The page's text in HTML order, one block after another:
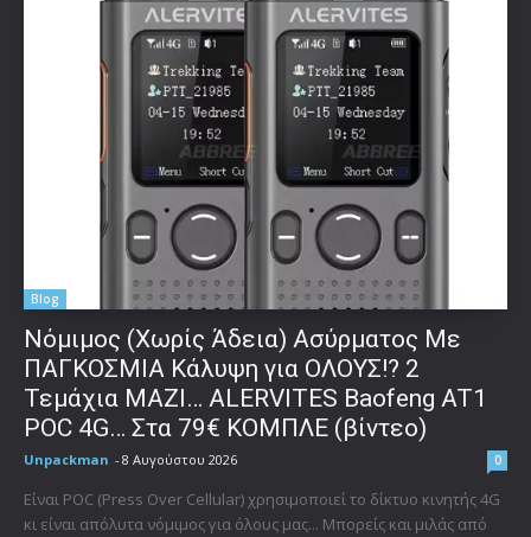
Blog
Νόμιμος (Χωρίς Άδεια) Ασύρματος Με
ΠΑΓΚΟΣΜΙΑ Κάλυψη για ΟΛΟΥΣ!? 2
Τεμάχια ΜΑΖΙ… ALERVITES Baofeng AT1
POC 4G… Στα 79€ ΚΟΜΠΛΕ (βίντεο)
Unpackman - 8 Αυγούστου 2026 0
Είναι POC (Press Over Cellular) χρησιμοποιεί το δίκτυο κινητής 4G
κι είναι απόλυτα νόμιμος για όλους μας... Μπορείς και μιλάς από